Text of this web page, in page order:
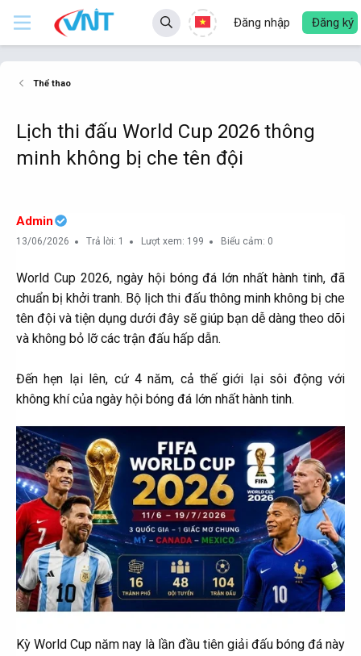
Đăng nhập Đăng ký
Thể thao
Lịch thi đấu World Cup 2026 thông
minh không bị che tên đội
Admin
13/06/2026 Trả lời: 1 Lượt xem: 199 Biểu cảm: 0
World Cup 2026, ngày hội bóng đá lớn nhất hành tinh, đã
chuẩn bị khởi tranh. Bộ lịch thi đấu thông minh không bị che
tên đội và tiện dụng dưới đây sẽ giúp bạn dễ dàng theo dõi
và không bỏ lỡ các trận đấu hấp dẫn.
Đến hẹn lại lên, cứ 4 năm, cả thế giới lại sôi động với
không khí của ngày hội bóng đá lớn nhất hành tinh.​
Kỳ World Cup năm nay là lần đầu tiên giải đấu bóng đá này